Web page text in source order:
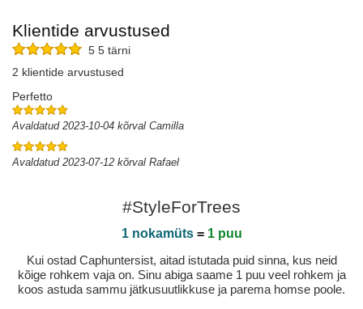
Klientide arvustused
5 5 tärni
2 klientide arvustused
Perfetto
Avaldatud 2023-10-04 kõrval Camilla
Avaldatud 2023-07-12 kõrval Rafael
#StyleForTrees
1 nokamüts= 1 puu
Kui ostad Caphuntersist, aitad istutada puid sinna, kus neid
kõige rohkem vaja on. Sinu abiga saame 1 puu veel rohkem ja
koos astuda sammu jätkusuutlikkuse ja parema homse poole.